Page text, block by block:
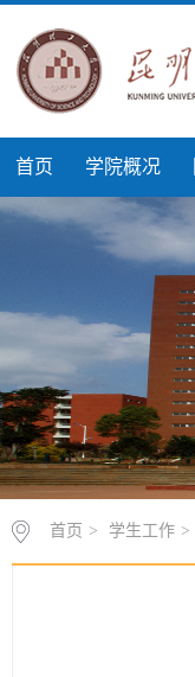
首页 学院概况
首页 > 学生工作 >